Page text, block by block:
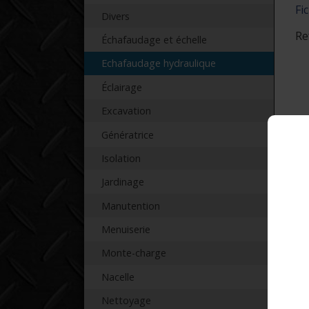
Divers
Échafaudage et échelle
Echafaudage hydraulique
Éclairage
Excavation
Génératrice
Isolation
Jardinage
Manutention
Menuiserie
Monte-charge
Nacelle
Nettoyage